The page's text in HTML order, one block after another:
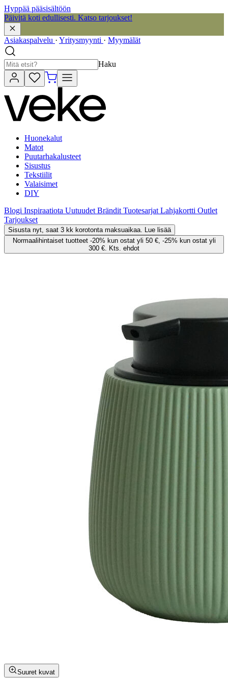
Hyppää pääsisältöön
Päivitä koti edullisesti. Katso tarjoukset!
Asiakaspalvelu · Yritysmyynti · Myymälät
Haku
Huonekalut
Matot
Puutarhakalusteet
Sisustus
Tekstiilit
Valaisimet
DIY
Blogi Inspiraatiota Uutuudet Brändit Tuotesarjat Lahjakortti Outlet
Tarjoukset
Sisusta nyt, saat 3 kk korotonta maksuaikaa. Lue lisää
Normaalihintaiset tuotteet -20% kun ostat yli 50 €, -25% kun ostat yli
300 €. Kts. ehdot
Suuret kuvat